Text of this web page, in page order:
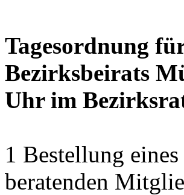
Tagesordnung
Bezirksbeirats
Uhr im
1 Bestellung
beratenden